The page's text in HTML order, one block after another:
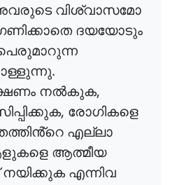
വിശ്വാസമോ
ദയയോടും
.
നൽകുക,
, രോഗികളെ
എല്ലാ
ആത്മീയ
നയിക്കുക എന്നിവ